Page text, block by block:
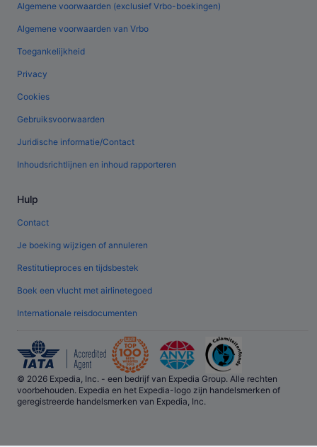
Algemene voorwaarden (exclusief Vrbo-boekingen)
Algemene voorwaarden van Vrbo
Toegankelijkheid
Privacy
Cookies
Gebruiksvoorwaarden
Juridische informatie/Contact
Inhoudsrichtlijnen en inhoud rapporteren
Hulp
Contact
Je boeking wijzigen of annuleren
Restitutieproces en tijdsbestek
Boek een vlucht met airlinetegoed
Internationale reisdocumenten
© 2026 Expedia, Inc. - een bedrijf van Expedia Group. Alle rechten
voorbehouden. Expedia en het Expedia-logo zijn handelsmerken of
geregistreerde handelsmerken van Expedia, Inc.